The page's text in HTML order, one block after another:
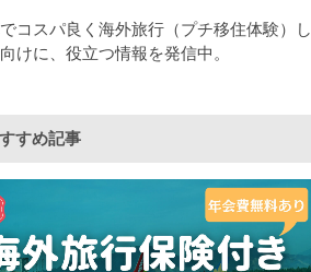
コスパ良く海外旅行（プチ移住体験）し
けに、役立つ情報を発信中。
すめ記事